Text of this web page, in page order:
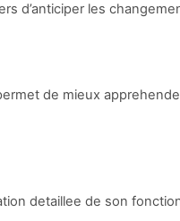
d’anticiper les
de mieux
detaillee de son